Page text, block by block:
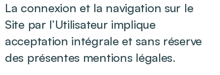
La connexion et la navigation sur le
Site par l’Utilisateur implique
acceptation intégrale et sans réserve
des présentes mentions légales.